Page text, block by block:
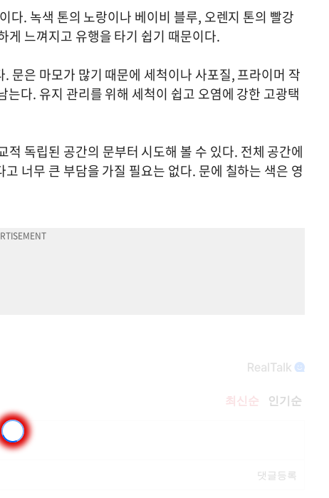
다. 녹색 톤의 노랑이나 베이비 블루, 오렌지 톤의 빨강
게 느껴지고 유행을 타기 쉽기 때문이다.
문은 마모가 많기 때문에 세척이나 사포질, 프라이머 작
다. 유지 관리를 위해 세척이 쉽고 오염에 강한 고광택
독립된 공간의 문부터 시도해 볼 수 있다. 전체 공간에
너무 큰 부담을 가질 필요는 없다. 문에 칠하는 색은 영